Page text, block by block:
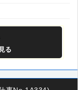
る